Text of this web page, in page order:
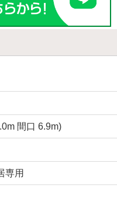
間口 6.9m)
専用